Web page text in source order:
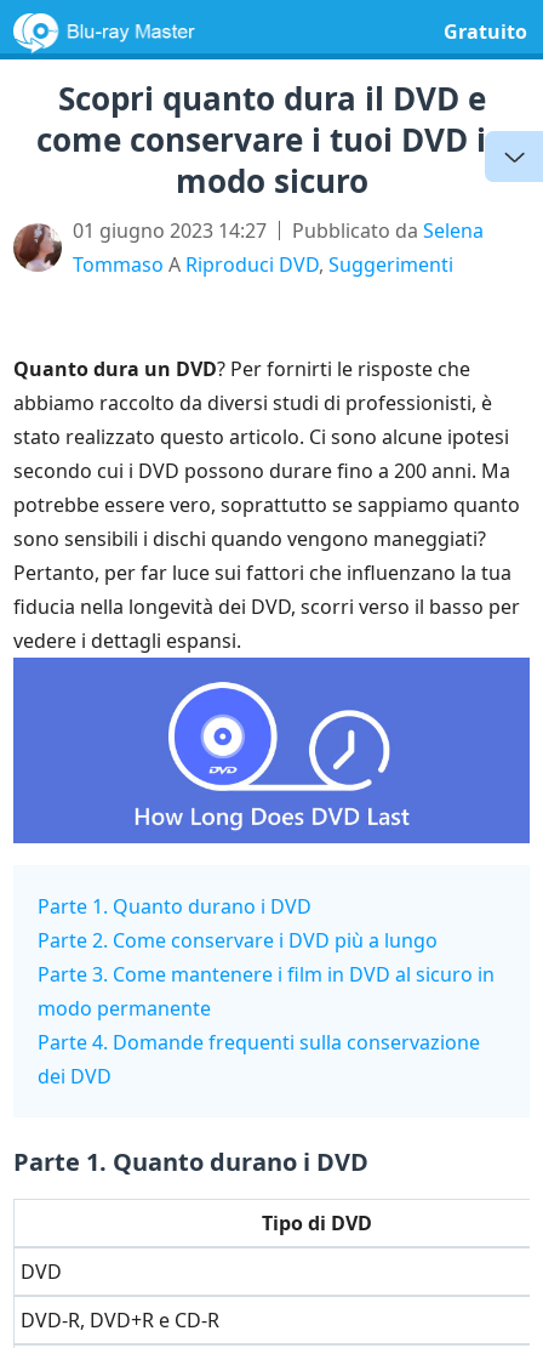
Gratuito
Scopri quanto dura il DVD e
come conservare i tuoi DVD in
modo sicuro
01 giugno 2023 14:27 Pubblicato daSelena
Tommaso A Riproduci DVD,Suggerimenti
Quanto dura un DVD? Per fornirti le risposte che
abbiamo raccolto da diversi studi di professionisti, è
stato realizzato questo articolo. Ci sono alcune ipotesi
secondo cui i DVD possono durare fino a 200 anni. Ma
potrebbe essere vero, soprattutto se sappiamo quanto
sono sensibili i dischi quando vengono maneggiati?
Pertanto, per far luce sui fattori che influenzano la tua
fiducia nella longevità dei DVD, scorri verso il basso per
vedere i dettagli espansi.
Parte 1. Quanto durano i DVD
Parte 2. Come conservare i DVD più a lungo
Parte 3. Come mantenere i film in DVD al sicuro in
modo permanente
Parte 4. Domande frequenti sulla conservazione
dei DVD
Parte 1. Quanto durano i DVD
Tipo di DVD
DVD
DVD-R, DVD+R e CD-R